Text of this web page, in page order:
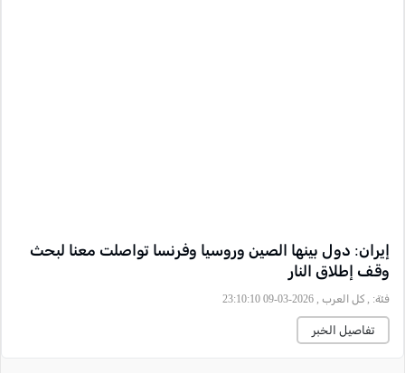
إيران: دول بينها الصين وروسيا وفرنسا تواصلت معنا لبحث
وقف إطلاق النار
فئة: , كل العرب , 2026-03-09 23:10:10
تفاصيل الخبر